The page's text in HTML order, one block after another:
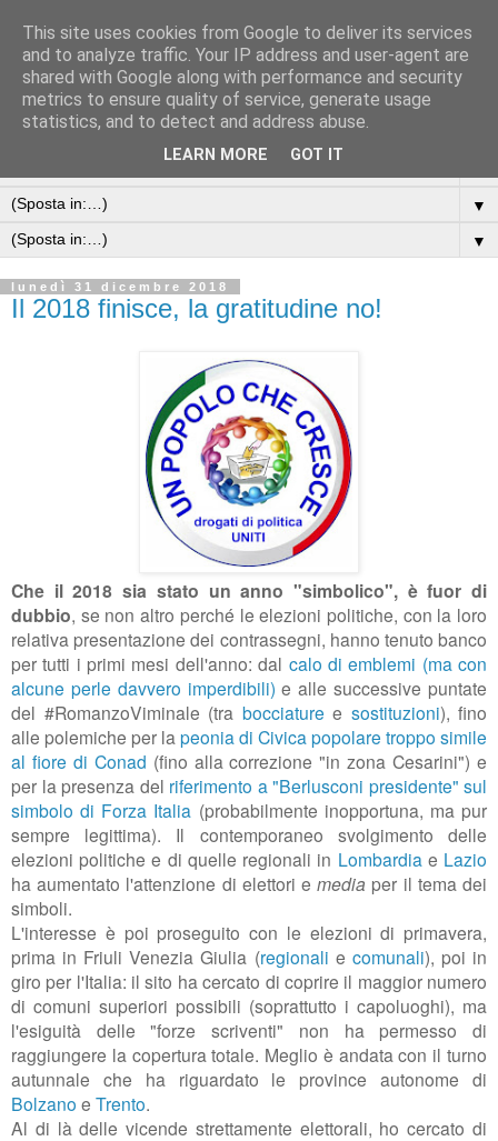
▼
▼
lunedì 31 dicembre 2018
Il 2018 finisce, la gratitudine no!
Che il 2018 sia stato un anno "simbolico", è fuor di
dubbio, se non altro perché le elezioni politiche, con la loro
relativa presentazione dei contrassegni, hanno tenuto banco
per tutti i primi mesi dell'anno: dal calo di emblemi (ma con
alcune perle davvero imperdibili) e alle successive puntate
del #RomanzoViminale (tra bocciature e sostituzioni), fino
alle polemiche per la peonia di Civica popolare troppo simile
al fiore di Conad (fino alla correzione "in zona Cesarini") e
per la presenza del riferimento a "Berlusconi presidente" sul
simbolo di Forza Italia (probabilmente inopportuna, ma pur
sempre legittima). Il contemporaneo svolgimento delle
elezioni politiche e di quelle regionali in Lombardiae Lazio
ha aumentato l'attenzione di elettori emedia per il tema dei
simboli.
L'interesse è poi proseguito con le elezioni di primavera,
prima in Friuli Venezia Giulia (regionali e comunali), poi in
giro per l'Italia: il sito ha cercato di coprire il maggior numero
di comuni superiori possibili (soprattutto i capoluoghi), ma
l'esiguità delle "forze scriventi" non ha permesso di
raggiungere la copertura totale. Meglio è andata con il turno
autunnale che ha riguardato le province autonome di
Bolzano e Trento.
Al di là delle vicende strettamente elettorali, ho cercato di
This site uses cookies from Google to deliver its services
and to analyze traffic. Your IP address and user-agent are
shared with Google along with performance and security
metrics to ensure quality of service, generate usage
statistics, and to detect and address abuse.
LEARN MORE GOT IT